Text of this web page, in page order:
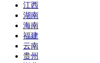
江西
湖南
海南
福建
云南
贵州